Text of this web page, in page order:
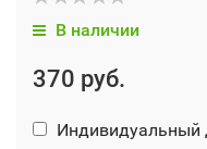
В наличии
370 руб.
Индивидуальный